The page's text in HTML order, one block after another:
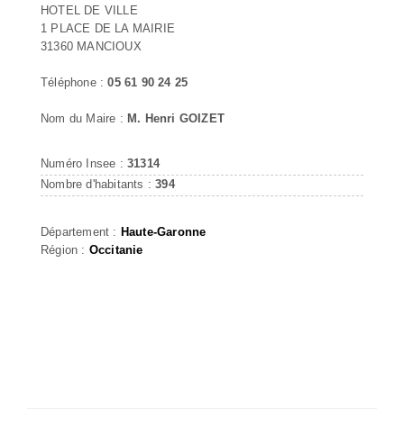
HOTEL DE VILLE
1 PLACE DE LA MAIRIE
31360 MANCIOUX
Téléphone :05 61 90 24 25
Nom du Maire : M. Henri GOIZET
Numéro Insee : 31314
Nombre d'habitants :394
Département : Haute-Garonne
Région : Occitanie